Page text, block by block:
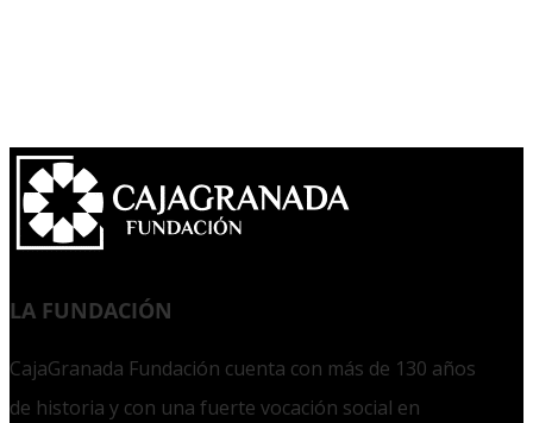
LA FUNDACIÓN
CajaGranada Fundación cuenta con más de 130 años
de historia y con una fuerte vocación social en